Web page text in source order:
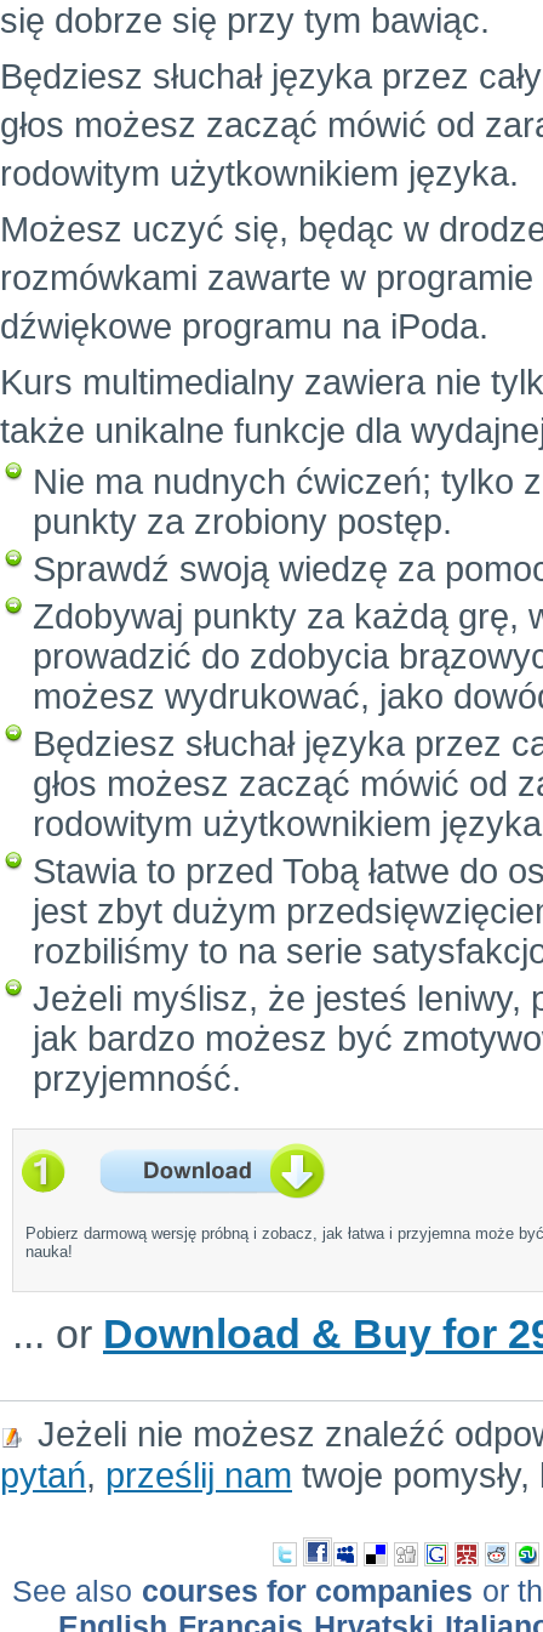
się dobrze się przy tym bawiąc.
Będziesz słuchał języka przez
głos możesz zacząć mówić od
rodowitym użytkownikiem języka.
Możesz uczyć się, będąc w
rozmówkami zawarte w
dźwiękowe programu na iPoda.
Kurs multimedialny zawiera nie
także unikalne funkcje dla
Nie ma nudnych ćwiczeń; tylko
punkty za zrobiony postęp.
Sprawdź swoją wiedzę za
Zdobywaj punkty za każdą grę,
prowadzić do zdobycia
możesz wydrukować, jako
Będziesz słuchał języka przez
głos możesz zacząć mówić od
rodowitym użytkownikiem
Stawia to przed Tobą łatwe do
jest zbyt dużym
rozbiliśmy to na serie
Jeżeli myślisz, że jesteś leniwy,
jak bardzo możesz być
przyjemność.
Pobierz darmową wersję próbną i zobacz, jak łatwa i przyjemna może być
nauka!
... or Download & Buy for
Jeżeli nie możesz znaleźć
pytań, prześlij nam twoje
See also courses for companies or